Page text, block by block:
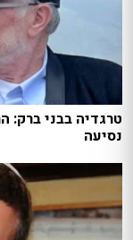
טרגדיה בבני ברק:
נסיעה